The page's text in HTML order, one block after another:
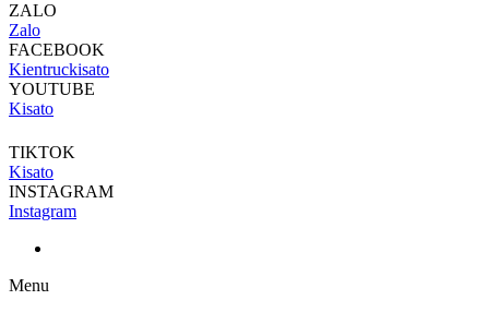
ZALO
Zalo
FACEBOOK
Kientruckisato
YOUTUBE
Kisato
TIKTOK
Kisato
INSTAGRAM
Instagram
Menu